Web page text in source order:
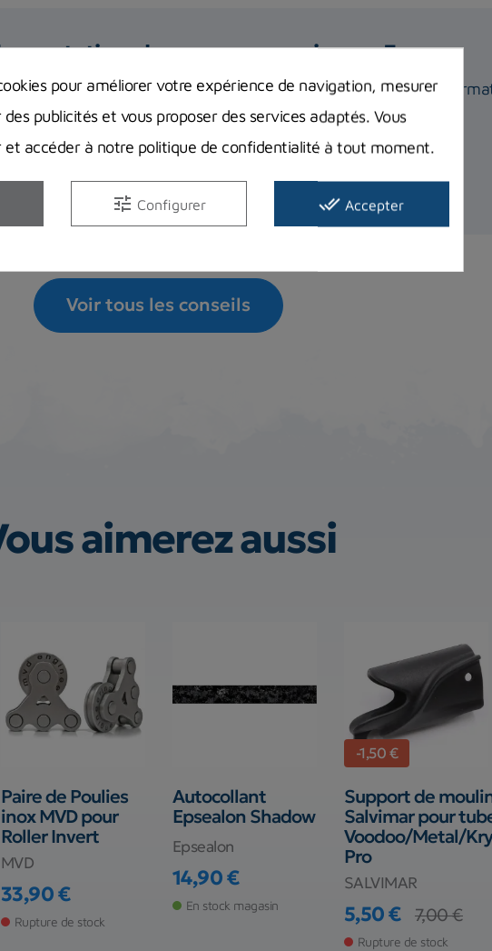
chasse sous-marine en France
de la pêche sous-marine en France : quelles sont les
et où ? Vous...
la suite
Voir tous les conseils
aimerez aussi
Paire de Poulies
inox MVD pour
Roller Invert
MVD
Prix
33,90 €
Rupture de stock
Autocollant
Epsealon Shadow
Epsealon
Prix
14,90 €
En stock magasin
-1,50 €
Support de
Salvimar pour
Voodoo/Metal/
Pro
SALVIMAR
Prix
5,50 €
Prix de base
7,00 €
Rupture de stock
pour améliorer votre expérience de navigation, mesurer
publicités et vous proposer des services adaptés. Vous
et accéder à notre politique de confidentialité à tout moment.
tune Configurer done_all Accepter